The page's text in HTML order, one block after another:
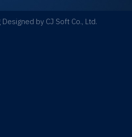
by CJ Soft Co., Ltd.